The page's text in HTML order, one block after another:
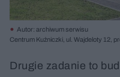
Autor: archiwum serwisu
Centrum Kuźniczki, ul. Wajdeloty 12,
obiektu pod nazwą Start. Fot. Marcin
Drugie zadanie to